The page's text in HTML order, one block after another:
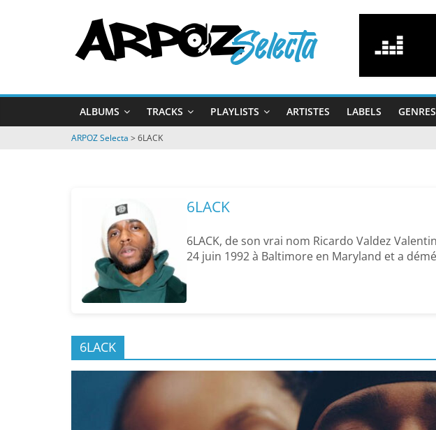
ARPOZ
Selecta
by
ARPOZ
&
ALBUMS TRACKS PLAYLISTS ARTISTES LABELS GENRES
ARPOZ Selecta > 6LACK
6LACK
6LACK, de son vrai nom Ricardo Valdez
24 juin 1992 à Baltimore en Maryland et a
6LACK